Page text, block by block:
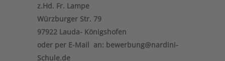
z.Hd. Fr. Lampe
Würzburger Str. 79
97922 Lauda- Königshofen
oder per E-Mail an: bewerbung@nardini-
Schule.de